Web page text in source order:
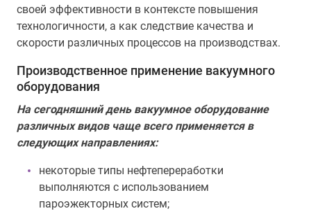
своей эффективности в контексте повышения
технологичности, а как следствие качества и
скорости различных процессов на производствах.
Производственное применение вакуумного
оборудования
На сегодняшний день вакуумное оборудование
различных видов чаще всего применяется в
следующих направлениях:
некоторые типы нефтепереработки
выполняются с использованием
пароэжекторных систем;